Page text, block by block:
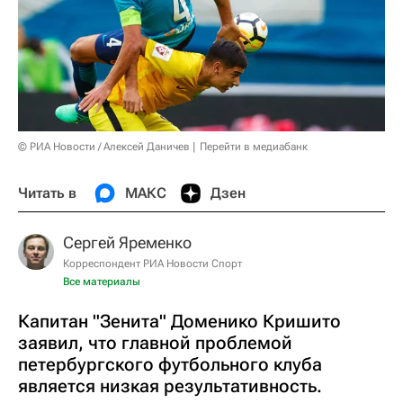
© РИА Новости / Алексей Даничев Перейти в медиабанк
Читать в МАКС Дзен
Сергей Яременко
Корреспондент РИА Новости Спорт
Все материалы
Капитан "Зенита" Доменико Кришито
заявил, что главной проблемой
петербургского футбольного клуба
является низкая результативность.